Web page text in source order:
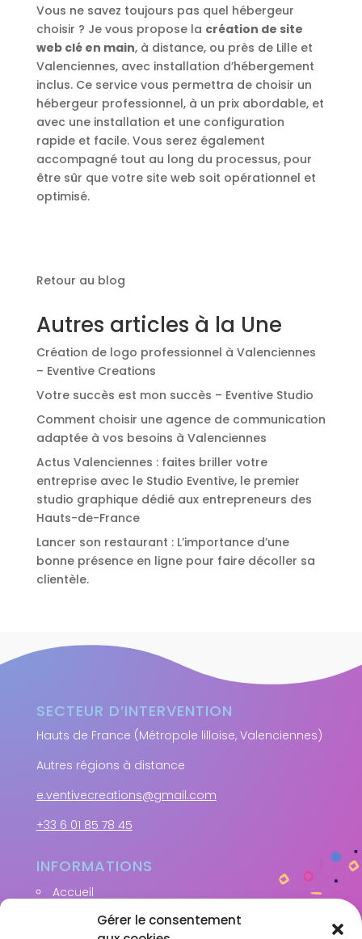
Gérer le consentement
Vous ne savez toujours pas quel hébergeur
choisir ? Je vous propose la création de site
web clé en main, à distance, ou près de Lille et
Valenciennes, avec installation d’hébergement
inclus. Ce service vous permettra de choisir un
hébergeur professionnel, à un prix abordable, et
avec une installation et une configuration
rapide et facile. Vous serez également
accompagné tout au long du processus, pour
être sûr que votre site web soit opérationnel et
optimisé.
Retour au blog
Autres articles à la Une
Création de logo professionnel à Valenciennes
– Eventive Creations
Votre succès est mon succès – Eventive Studio
Comment choisir une agence de communication
adaptée à vos besoins à Valenciennes
Actus Valenciennes : faites briller votre
entreprise avec le Studio Eventive, le premier
studio graphique dédié aux entrepreneurs des
Hauts-de-France
Lancer son restaurant : L’importance d’une
bonne présence en ligne pour faire décoller sa
clientèle.
SECTEUR D’INTERVENTION
Hauts de France (Métropole lilloise, Valenciennes)
Autres régions à distance
e.ventivecreations@gmail.com
+33 6 01 85 78 45
INFORMATIONS
Accueil
Mon expertise
Accompagnements